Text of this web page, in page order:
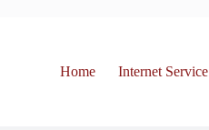
Home
Internet Service